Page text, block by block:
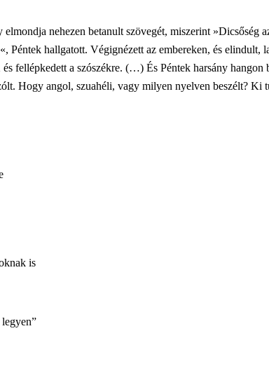
nehezen betanult szövegét, miszerint »Dicsőség
Péntek hallgatott. Végignézett az embereken, és elindult,
fellépkedett a szószékre. (…) És Péntek harsány hangon
Hogy angol, szuahéli, vagy milyen nyelven beszélt? Ki
is